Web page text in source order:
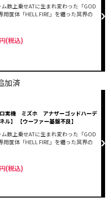
数上乗せATに生まれ変わった「GOD
用筐体「HELL FIRE」を纏った冥界の
(税込)
加済
ロ実機 ミズホ アナザーゴッドハーデ
ル】 【ウーファー基盤不良】
数上乗せATに生まれ変わった「GOD
用筐体「HELL FIRE」を纏った冥界の
(税込)